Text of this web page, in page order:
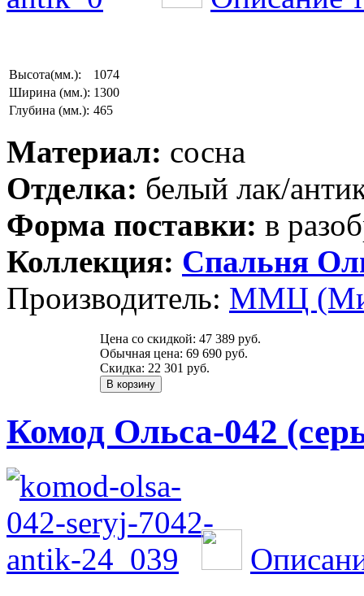
Высота(мм.):
1074
Ширина (мм.): 1300
Глубина (мм.): 465
Материал: сосна
Отделка: белый лак/
Форма поставки: в
Коллекция: Спальня
Производитель: ММЦ
Цена со скидкой: 47 389 руб.
Обычная цена: 69 690 руб.
Скидка: 22 301 руб.
Комод Ольса-042